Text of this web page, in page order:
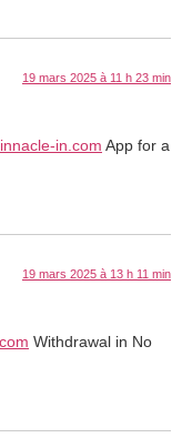
19 mars 2025 à 11 h 23 min
in.com App for a
19 mars 2025 à 13 h 11 min
Withdrawal in No